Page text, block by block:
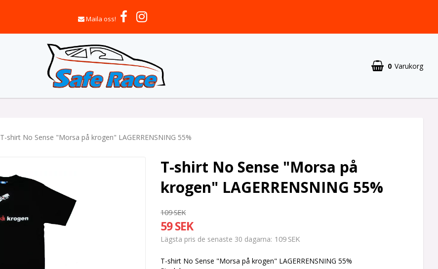
Maila oss!
0 Varukorg
T-shirt No Sense "Morsa på krogen" LAGERRENSNING 55%
T-shirt No Sense "Morsa på
krogen" LAGERRENSNING 55%
109 SEK
59 SEK
Lägsta pris de senaste 30 dagarna 109 SEK
T-shirt No Sense "Morsa på krogen" LAGERRENSNING 55%